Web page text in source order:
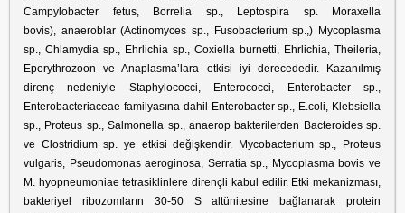
Campylobacter fetus, Borrelia sp., Leptospira sp. Moraxella
bovis), anaeroblar (Actinomyces sp., Fusobacterium sp.,) Mycoplasma
sp., Chlamydia sp., Ehrlichia sp., Coxiella burnetti, Ehrlichia, Theileria,
Eperythrozoon ve Anaplasma’lara etkisi iyi derecededir. Kazanılmış
direnç nedeniyle Staphylococci, Enterococci, Enterobacter sp.,
Enterobacteriaceae familyasına dahil Enterobacter sp., E.coli, Klebsiella
sp., Proteus sp., Salmonella sp., anaerop bakterilerden Bacteroides sp.
ve Clostridium sp. ye etkisi değişkendir. Mycobacterium sp., Proteus
vulgaris, Pseudomonas aeroginosa, Serratia sp., Mycoplasma bovis ve
M. hyopneumoniae tetrasiklinlere dirençli kabul edilir. Etki mekanizması,
bakteriyel ribozomların 30-50 S altünitesine bağlanarak protein